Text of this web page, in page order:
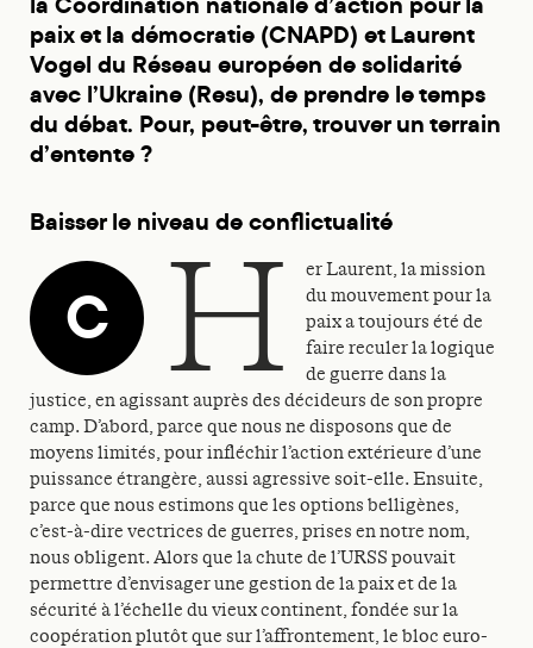
paix et la démocratie (CNAPD) et Laurent
Vogel du Réseau européen de solidarité
avec l’Ukraine (Resu), de prendre le temps
du débat. Pour, peut-être, trouver un terrain
d’entente ?
Baisser le niveau de conflictualité
C h
er Laurent, la mission
du mouvement pour la
paix a toujours été de
faire reculer la logique
de guerre dans la
justice, en agissant auprès des décideurs de son propre
camp. D’abord, parce que nous ne disposons que de
moyens limités, pour infléchir l’action extérieure d’une
puissance étrangère, aussi agressive soit-elle. Ensuite,
parce que nous estimons que les options belligènes,
c’est-à-dire vectrices de guerres, prises en notre nom,
nous obligent. Alors que la chute de l’URSS pouvait
permettre d’envisager une gestion de la paix et de la
sécurité à l’échelle du vieux continent, fondée sur la
coopération plutôt que sur l’affrontement, le bloc euro-